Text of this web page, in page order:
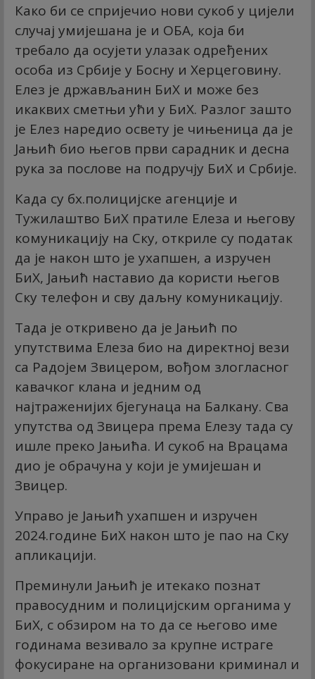
Како би се спријечио нови сукоб у цијели
случај умијешана је и ОБА, која би
требало да осујети улазак одређених
особа из Србије у Босну и Херцеговину.
Елез је држављанин БиХ и може без
икаквих сметњи ући у БиХ. Разлог зашто
је Елез наредио освету је чињеница да је
Јањић био његов први сарадник и десна
рука за послове на подручју БиХ и Србије.
Када су бх.полицијске агенције и
Тужилаштво БиХ пратиле Елеза и његову
комуникацију на Скy, откриле су податак
да је након што је ухапшен, а изручен
БиХ, Јањић наставио да користи његов
Скy телефон и сву даљну комуникацију.
Тада је откривено да је Јањић по
упутствима Елеза био на директној вези
са Радојем Звицером, вођом злогласног
кавачког клана и једним од
најтраженијих бјегунаца на Балкану. Сва
упутства од Звицера према Елезу тада су
ишле преко Јањића. И сукоб на Врацама
дио је обрачуна у који је умијешан и
Звицер.
Управо је Јањић ухапшен и изручен
2024.године БиХ након што је пао на Скy
апликацији.
Преминули Јањић је итекако познат
правосудним и полицијским органима у
БиХ, с обзиром на то да се његово име
годинама везивало за крупне истраге
фокусиране на организовани криминал и